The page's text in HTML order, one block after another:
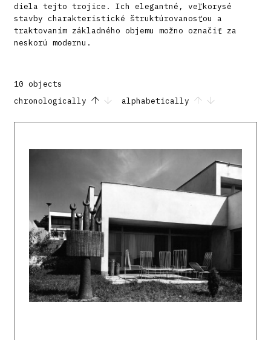
diela tejto trojice. Ich elegantné, veľkorysé
stavby charakteristické štruktúrovanosťou a
traktovaním základného objemu možno označiť za
neskorú modernu.
10 objects
chronologically
alphabetically